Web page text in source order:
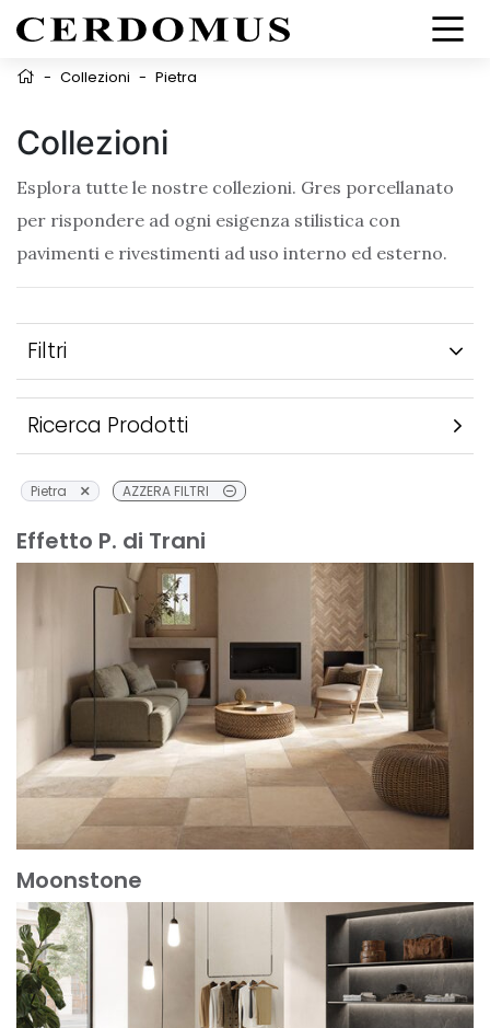
- Collezioni - Pietra
Collezioni
Esplora tutte le nostre collezioni. Gres porcellanato
per rispondere ad ogni esigenza stilistica con
pavimenti e rivestimenti ad uso interno ed esterno.
Filtri
Ricerca Prodotti
Pietra AZZERA FILTRI
Effetto P. di Trani
Moonstone